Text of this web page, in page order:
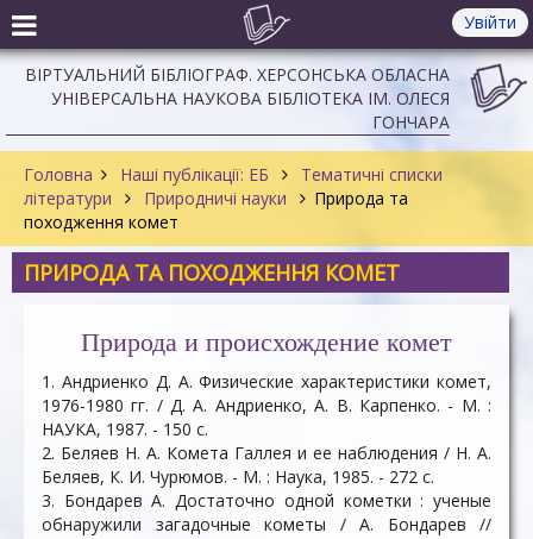
Увійти
ВІРТУАЛЬНИЙ БІБЛІОГРАФ. ХЕРСОНСЬКА ОБЛАСНА
УНІВЕРСАЛЬНА НАУКОВА БІБЛІОТЕКА ІМ. ОЛЕСЯ
ГОНЧАРА
Головна Наші публікації: ЕБ
Тематичні списки
літератури
Природничі науки
Природа та
походження комет
ПРИРОДА ТА ПОХОДЖЕННЯ КОМЕТ
Природа и происхождение комет
1. Андриенко Д. А. Физические характеристики комет,
1976-1980 гг. / Д. А. Андриенко, А. В. Карпенко. - М. :
НАУКА, 1987. - 150 c.
2. Беляев Н. А. Комета Галлея и ее наблюдения / Н. А.
Беляев, К. И. Чурюмов. - М. : Наука, 1985. - 272 c.
3. Бондарев А. Достаточно одной кометки : ученые
обнаружили загадочные кометы / А. Бондарев //